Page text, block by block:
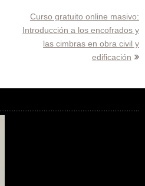
Curso gratuito online masivo:
Introducción a los encofrados y
las cimbras en obra civil y
edificación